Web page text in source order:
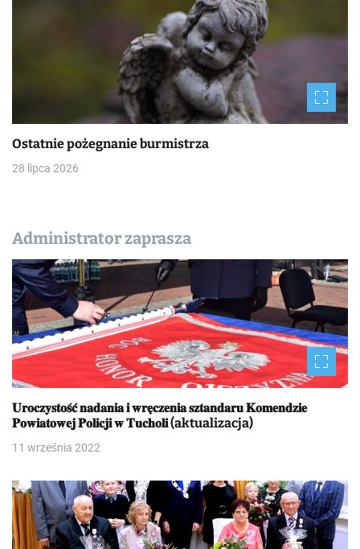
Ostatnie pożegnanie burmistrza
28 lipca 2026
Administrator zaprasza
𝐔𝐫𝐨𝐜𝐳𝐲𝐬𝐭𝐨𝐬́𝐜́ 𝐧𝐚𝐝𝐚𝐧𝐢𝐚 𝐢 𝐰𝐫𝐞̨𝐜𝐳𝐞𝐧𝐢𝐚 𝐬𝐳𝐭𝐚𝐧𝐝𝐚𝐫𝐮 𝐊𝐨𝐦𝐞𝐧𝐝𝐳𝐢𝐞
𝐏𝐨𝐰𝐢𝐚𝐭𝐨𝐰𝐞𝐣 𝐏𝐨𝐥𝐢𝐜𝐣𝐢 𝐰 𝐓𝐮𝐜𝐡𝐨𝐥𝐢 (aktualizacja)
11 września 2022